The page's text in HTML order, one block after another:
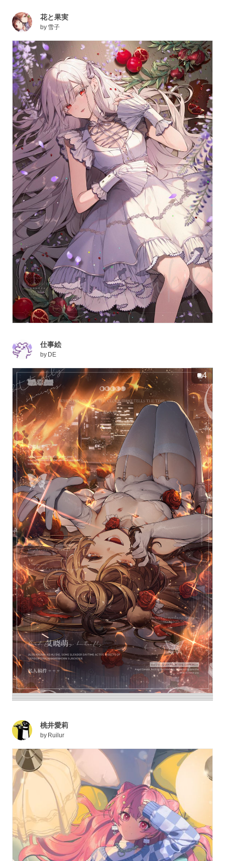
花と果実
by 雪子
仕事絵
by DE
4
桃井愛莉
by Ruilur